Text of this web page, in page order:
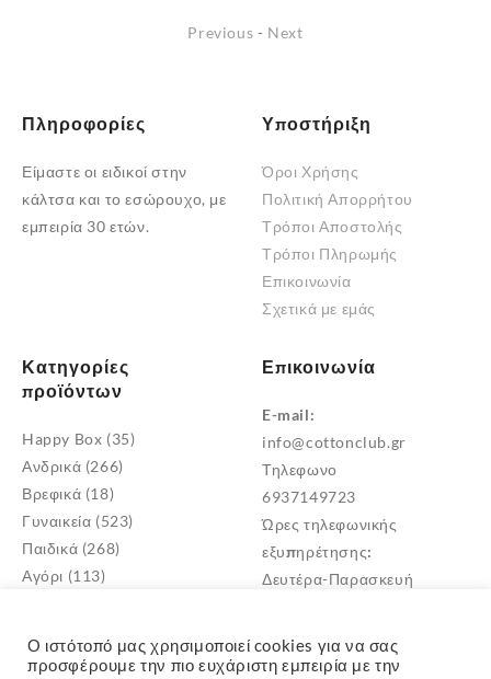
παραλλαγές.
επιλογές
μπορούν
να
προϊόντος
επιλογές
μπορούν
να
επιλεγούν
στη
σελίδα
του
προϊόντος
Previous - Next
Πληροφορίες
Είμαστε οι ειδικοί στην
κάλτσα και το εσώρουχο, με
εμπειρία 30 ετών.
Υποστήριξη
Όροι Χρήσης
Πολιτική Απορρήτου
Τρόποι Αποστολής
Τρόποι Πληρωμής
Επικοινωνία
Σχετικά με εμάς
Κατηγορίες
προϊόντων
Happy Box (35)
Ανδρικά (266)
Βρεφικά (18)
Γυναικεία (523)
Παιδικά (268)
Αγόρι (113)
Επικοινωνία
E-mail:
info@cottonclub.gr
Τηλεφωνο
6937149723
Ώρες τηλεφωνικής
εξυπηρέτησης:
Δευτέρα-Παρασκευή
Μεταμόρφωση Αττικής
Ο ιστότοπό μας χρησιμοποιεί cookies για να σας
προσφέρουμε την πιο ευχάριστη εμπειρία με την